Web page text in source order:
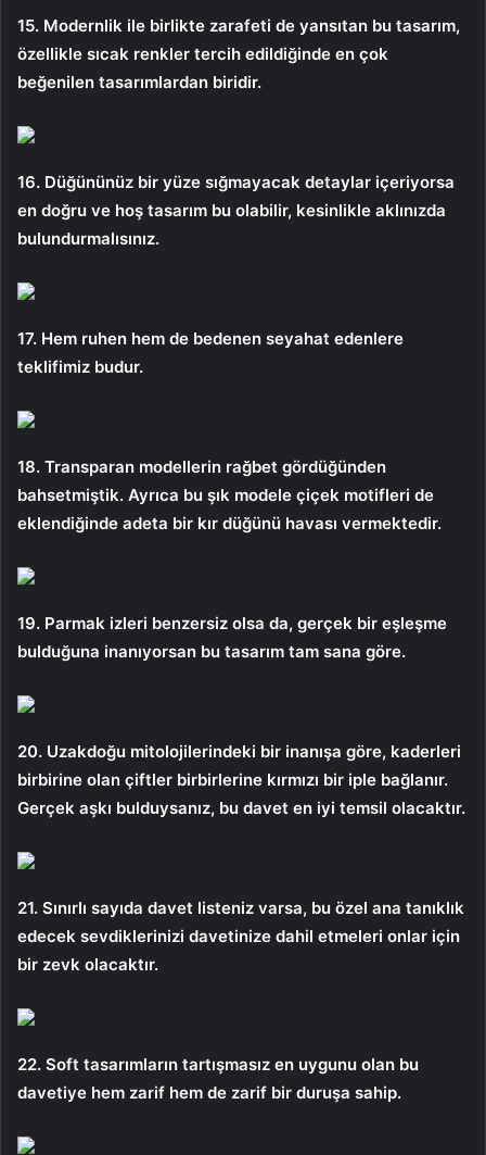
15. Modernlik ile birlikte zarafeti de yansıtan bu tasarım,
özellikle sıcak renkler tercih edildiğinde en çok
beğenilen tasarımlardan biridir.
16. Düğününüz bir yüze sığmayacak detaylar içeriyorsa
en doğru ve hoş tasarım bu olabilir, kesinlikle aklınızda
bulundurmalısınız.
17. Hem ruhen hem de bedenen seyahat edenlere
teklifimiz budur.
18. Transparan modellerin rağbet gördüğünden
bahsetmiştik. Ayrıca bu şık modele çiçek motifleri de
eklendiğinde adeta bir kır düğünü havası vermektedir.
19. Parmak izleri benzersiz olsa da, gerçek bir eşleşme
bulduğuna inanıyorsan bu tasarım tam sana göre.
20. Uzakdoğu mitolojilerindeki bir inanışa göre, kaderleri
birbirine olan çiftler birbirlerine kırmızı bir iple bağlanır.
Gerçek aşkı bulduysanız, bu davet en iyi temsil olacaktır.
21. Sınırlı sayıda davet listeniz varsa, bu özel ana tanıklık
edecek sevdiklerinizi davetinize dahil etmeleri onlar için
bir zevk olacaktır.
22. Soft tasarımların tartışmasız en uygunu olan bu
davetiye hem zarif hem de zarif bir duruşa sahip.